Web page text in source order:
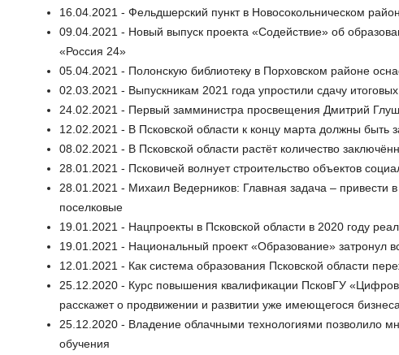
16.04.2021 - Фельдшерский пункт в Новосокольническом
09.04.2021 - Новый выпуск проекта «Содействие» об
«Россия 24»
05.04.2021 - Полонскую библиотеку в Порховском районе
02.03.2021 - Выпускникам 2021 года упростили сдачу
24.02.2021 - Первый замминистра просвещения Дмитрий
12.02.2021 - В Псковской области к концу марта должны быть
08.02.2021 - В Псковской области растёт количество
28.01.2021 - Псковичей волнует строительство объектов
28.01.2021 - Михаил Ведерников: Главная задача – привести
поселковые
19.01.2021 - Нацпроекты в Псковской области в 2020 году
19.01.2021 - Национальный проект «Образование» затронул
12.01.2021 - Как система образования Псковской области
25.12.2020 - Курс повышения квалификации ПсковГУ
расскажет о продвижении и развитии уже имеющегося бизнеса
25.12.2020 - Владение облачными технологиями позволило
обучения